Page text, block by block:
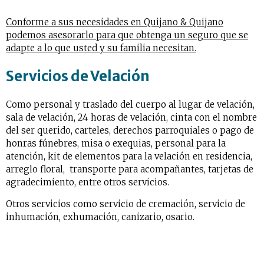
Conforme a sus necesidades en Quijano & Quijano
podemos asesorarlo para que obtenga un seguro que se
adapte a lo que usted y su familia necesitan.
Servicios de Velación
Como personal y traslado del cuerpo al lugar de velación,
sala de velación, 24 horas de velación, cinta con el nombre
del ser querido, carteles, derechos parroquiales o pago de
honras fúnebres, misa o exequias, personal para la
atención, kit de elementos para la velación en residencia,
arreglo floral, transporte para acompañantes, tarjetas de
agradecimiento, entre otros servicios.
Otros servicios como servicio de cremación, servicio de
inhumación, exhumación, canizario, osario.